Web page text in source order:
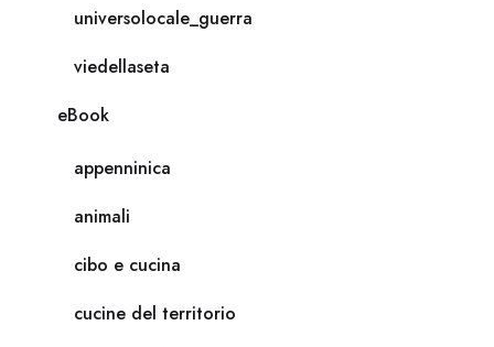
universolocale_guerra
viedellaseta
eBook
appenninica
animali
cibo e cucina
cucine del territorio